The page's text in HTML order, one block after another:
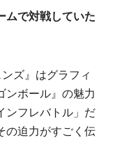
で対戦していた
ズ』はグラフィ
ンボール』の魅力
ンフレバトル」だ
の迫力がすごく伝